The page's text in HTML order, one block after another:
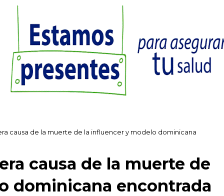
causa de la muerte de la influencer y modelo dominicana
causa de la muerte de
dominicana encontrada